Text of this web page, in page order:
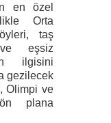
en özel
Orta
taş
eşsiz
ilgisini
gezilecek
Olimpi ve
plana